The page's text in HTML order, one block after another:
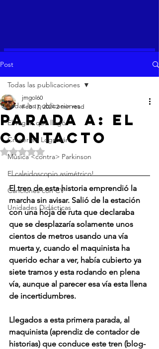
Post
Todas las publicaciones
El vagón que llegó
Crecer en Logrosán
Música <contra> Parkinson
El caleidoscopio asimétrico!
Canciones con CV
Unidades Didácticas
Todas las publicaciones
PARADA A: EL
CONTACTO
jmgol60
Feb 17, 2024 2 min read
Rated NaN out of 5 stars.
El tren de esta historia emprendió la
marcha sin avisar. Salió de la estación
con una hoja de ruta que declaraba
que se desplazaría solamente unos
cientos de metros usando una vía
muerta y, cuando el maquinista ha
querido echar a ver, había cubierto ya
siete tramos y esta rodando en plena
vía, aunque al parecer esa vía esta llena
de incertidumbres.
Llegados a esta primera parada, al
maquinista (aprendiz de contador de
historias) que conduce este tren (blog-